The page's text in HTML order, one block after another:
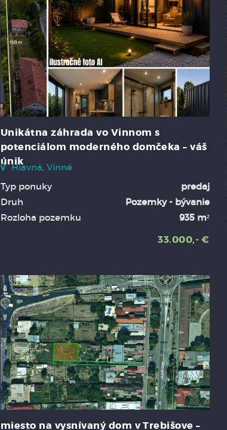
Unikátna záhrada vo Vinnom s
potenciálom moderného domčeka – váš
únik
Hlavná, Vinné
Typ ponuky
predaj
Druh
Pozemky - bývanie
Rozloha pozemku
935 m²
33.000,- €
miesto na vysnívaný dom v Trebišove –